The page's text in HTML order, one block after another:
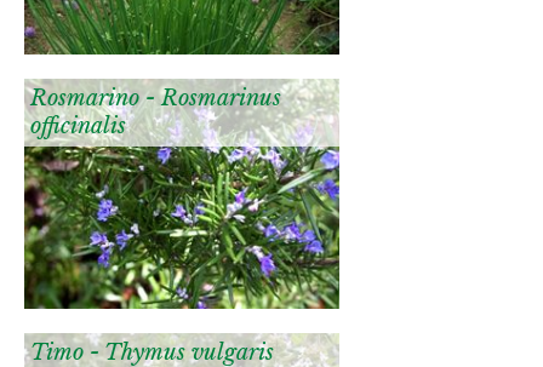
Rosmarino - Rosmarinus
officinalis
Timo - Thymus vulgaris